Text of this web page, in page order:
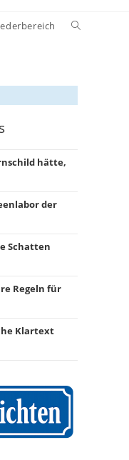
Website-
hätte,
der
Schatten
Regeln für
Klartext